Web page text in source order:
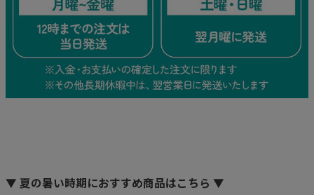
▼ 夏の暑い時期におすすめ商品はこちら ▼